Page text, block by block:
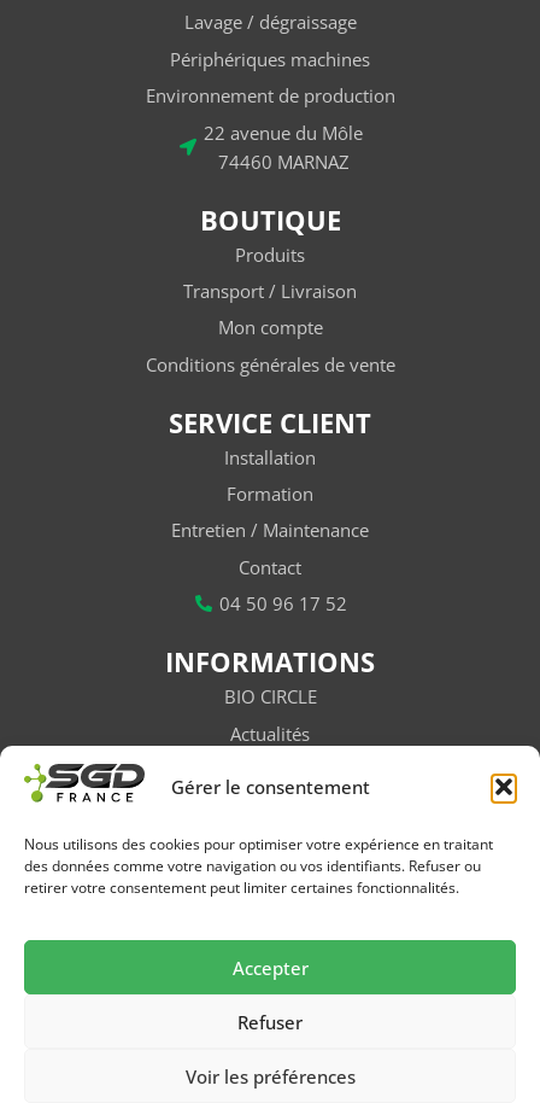
Gérer le consentement
Nous utilisons des cookies pour optimiser votre expérience en traitant
des données comme votre navigation ou vos identifiants. Refuser ou
retirer votre consentement peut limiter certaines fonctionnalités.
Accepter
Refuser
Voir les préférences
Lavage / dégraissage
Périphériques machines
Environnement de production
22 avenue du Môle
74460 MARNAZ
BOUTIQUE
Produits
Transport / Livraison
Mon compte
Conditions générales de vente
SERVICE CLIENT
Installation
Formation
Entretien / Maintenance
Contact
04 50 96 17 52
INFORMATIONS
BIO CIRCLE
Actualités
Salons / Évènements
Newsletter
Suivez-nous sur les réseaux